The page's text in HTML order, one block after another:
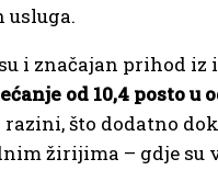
i značajan prihod iz
od 10,4 posto u
što dodatno
žirijima – gdje su